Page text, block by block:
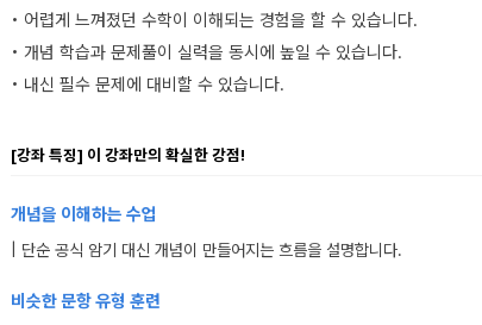
• 어렵게 느껴졌던 수학이 이해되는 경험을 할 수 있습니다.
• 개념 학습과 문제풀이 실력을 동시에 높일 수 있습니다.
• 내신 필수 문제에 대비할 수 있습니다.
[강좌 특징] 이 강좌만의 확실한 강점!
개념을 이해하는 수업
| 단순 공식 암기 대신 개념이 만들어지는 흐름을 설명합니다.
비슷한 문항 유형 훈련